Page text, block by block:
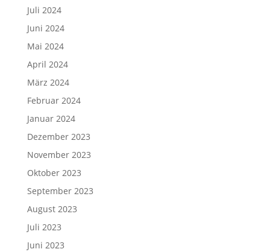
Juli 2024
Juni 2024
Mai 2024
April 2024
März 2024
Februar 2024
Januar 2024
Dezember 2023
November 2023
Oktober 2023
September 2023
August 2023
Juli 2023
Juni 2023